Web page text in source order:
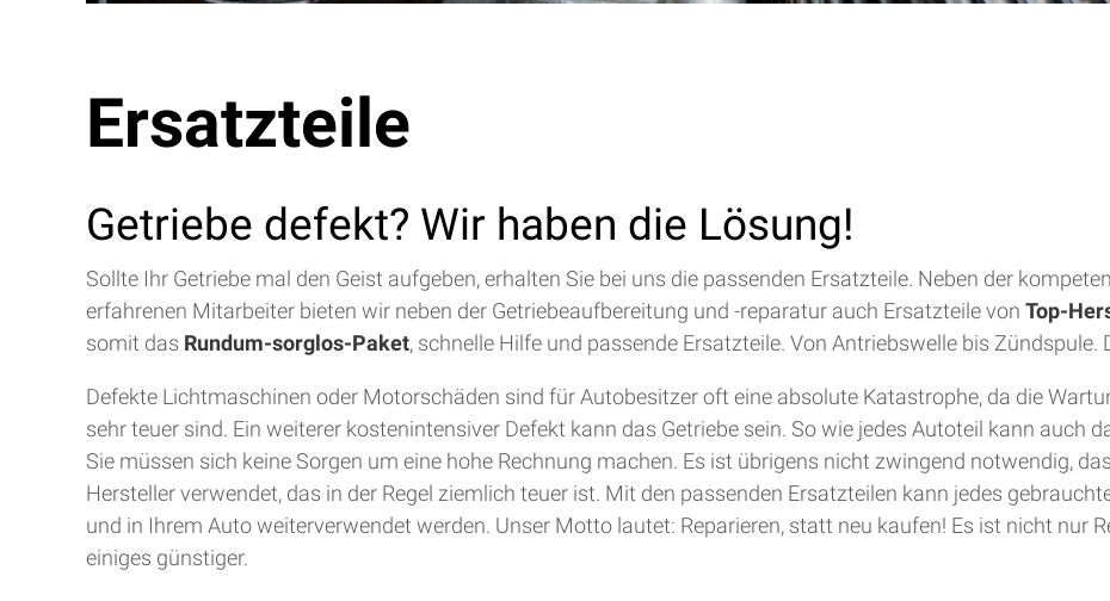
Ersatzteile
Getriebe defekt? Wir haben die Lösung!
Sollte Ihr Getriebe mal den Geist aufgeben, erhalten Sie bei uns die passenden Ersatzteile. Neben der
erfahrenen Mitarbeiter bieten wir neben der Getriebeaufbereitung und -reparatur auch Ersatzteile von Top-
somit das Rundum-sorglos-Paket, schnelle Hilfe und passende Ersatzteile. Von Antriebswelle bis
Defekte Lichtmaschinen oder Motorschäden sind für Autobesitzer oft eine absolute Katastrophe, da die
sehr teuer sind. Ein weiterer kostenintensiver Defekt kann das Getriebe sein. So wie jedes Autoteil kann auch
Sie müssen sich keine Sorgen um eine hohe Rechnung machen. Es ist übrigens nicht zwingend notwendig,
Hersteller verwendet, das in der Regel ziemlich teuer ist. Mit den passenden Ersatzteilen kann jedes
und in Ihrem Auto weiterverwendet werden. Unser Motto lautet: Reparieren, statt neu kaufen! Es ist nicht nur
einiges günstiger.